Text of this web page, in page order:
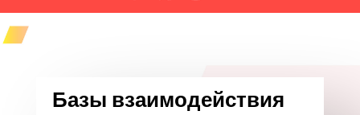
Базы взаимодействия